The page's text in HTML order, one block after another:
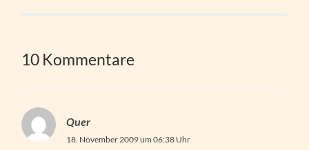
10 Kommentare
Quer
18. November 2009 um 06:38 Uhr